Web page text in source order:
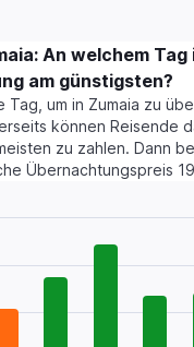
An welchem Tag
am günstigsten?
Tag, um in Zumaia zu
können Reisende
zu zahlen. Dann
Übernachtungspreis